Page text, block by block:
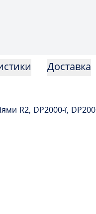
Доставка
R2, DP2000-ї,